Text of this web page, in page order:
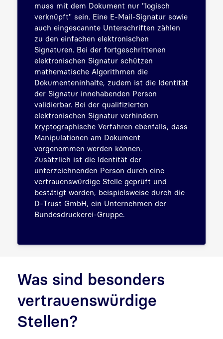
muss mit dem Dokument nur "logisch
verknüpft" sein. Eine E-Mail-Signatur sowie
auch eingescannte Unterschriften zählen
zu den einfachen elektronischen
Signaturen. Bei der fortgeschrittenen
elektronischen Signatur schützen
mathematische Algorithmen die
Dokumenteninhalte, zudem ist die Identität
der Signatur innehabenden Person
validierbar. Bei der qualifizierten
elektronischen Signatur verhindern
kryptographische Verfahren ebenfalls, dass
Manipulationen am Dokument
vorgenommen werden können.
Zusätzlich ist die Identität der
unterzeichnenden Person durch eine
vertrauenswürdige Stelle geprüft und
bestätigt worden, beispielsweise durch die
D-Trust GmbH, ein Unternehmen der
Bundesdruckerei-Gruppe.
Was sind besonders
vertrauenswürdige
Stellen?